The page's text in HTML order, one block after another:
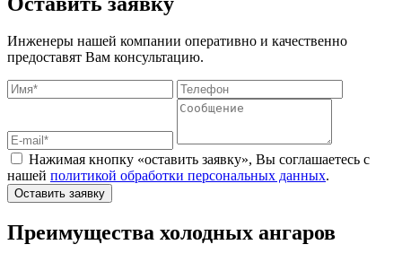
Инженеры нашей компании оперативно и качественно
предоставят Вам консультацию.
Нажимая кнопку «оставить заявку», Вы соглашаетесь с
нашей политикой обработки персональных данных.
Оставить заявку
Преимущества холодных ангаров